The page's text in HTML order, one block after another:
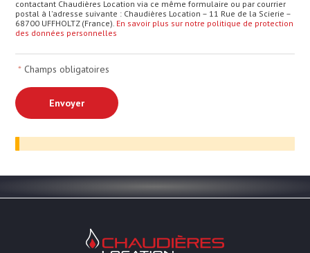
contactant Chaudières Location via ce même formulaire ou par courrier
postal à l'adresse suivante : Chaudières Location – 11 Rue de la Scierie –
68700 UFFHOLTZ (France). En savoir plus sur notre politique de protection
des données personnelles
* Champs obligatoires
Chaudières Location Location de